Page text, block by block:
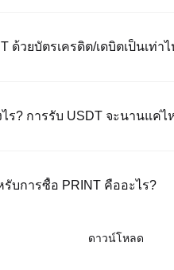
กิน 100,000 USD พร้อมใบเสนอ
ด้วยบัตรเครดิต/เดบิตเป็นเท่า
น (ต่ำถึง 0.05%) ใช้กับการซื้อขา
ร? การรับ USDT จะนานแค่ไ
องผู้ขาย
บการซื้อ PRINT คืออะไร?
ขึ้นอยู่กับวิธีการซื้อและระดับการ
ขาย P2P ส่วนใหญ่มีข้อกำหนดก
รวจสอบแต่ละหน้าสำหรับขีดจำกั
ดาวน์โหลด